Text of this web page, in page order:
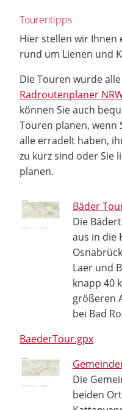
Tourentipps
Hier stellen wir Ihnen
rund um Lienen und
Die Touren wurde
Radroutenplaner
können Sie auch
Touren planen, wenn
alle erradelt haben,
zu kurz sind oder Sie
planen.
Bäder
Die
aus in die
Laer und
knapp 40
größeren
bei Bad
BaederTour.gpx
Die
beiden